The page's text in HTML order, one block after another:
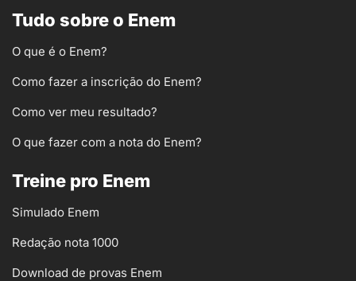
Tudo sobre o Enem
O que é o Enem?
Como fazer a inscrição do Enem?
Como ver meu resultado?
O que fazer com a nota do Enem?
Treine pro Enem
Simulado Enem
Redação nota 1000
Download de provas Enem